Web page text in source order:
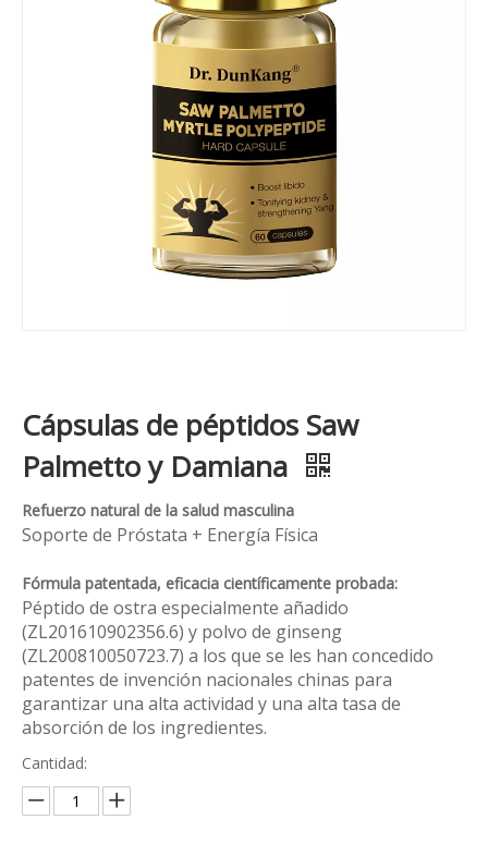
Cápsulas de péptidos Saw
Palmetto y Damiana
Refuerzo natural de la salud masculina
Soporte de Próstata + Energía Física
Fórmula patentada, eficacia científicamente probada:
Péptido de ostra especialmente añadido
(ZL201610902356.6) y polvo de ginseng
(ZL200810050723.7) a los que se les han concedido
patentes de invención nacionales chinas para
garantizar una alta actividad y una alta tasa de
absorción de los ingredientes.
Cantidad: